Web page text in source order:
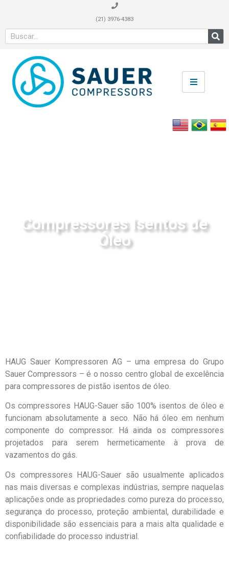
(21) 3976-4383
Compressores Isentos de
Óleo
HAUG Sauer Kompressoren AG – uma empresa do Grupo
Sauer Compressors – é o nosso centro global de excelência
para compressores de pistão isentos de óleo.
Os compressores HAUG-Sauer são 100% isentos de óleo e
funcionam absolutamente a seco. Não há óleo em nenhum
componente do compressor. Há ainda os compressores
projetados para serem hermeticamente à prova de
vazamentos do gás.
Os compressores HAUG-Sauer são usualmente aplicados
nas mais diversas e complexas indústrias, sempre naquelas
aplicações onde as propriedades como pureza do processo,
segurança do processo, proteção ambiental, durabilidade e
disponibilidade são essenciais para a mais alta qualidade e
confiabilidade do processo industrial.